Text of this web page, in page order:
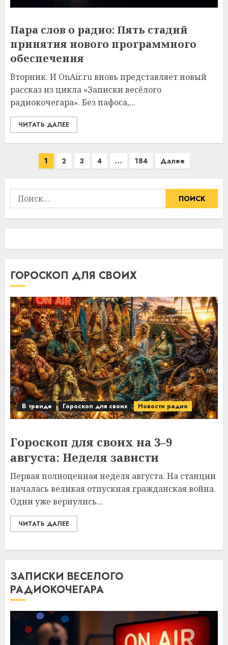
Пара слов о радио: Пять стадий
принятия нового программного
обеспечения
Вторник. И OnAir.ru вновь представляет новый
рассказ из цикла «Записки весёлого
радиокочегара». Без пафоса,...
ЧИТАТЬ ДАЛЕЕ
Пагинация
1 2 3 4 … 184 Далее
Найти:
ГОРОСКОП ДЛЯ СВОИХ
В тренде Гороскоп для своих Новости радио
Гороскоп для своих на 3–9
августа: Неделя зависти
Первая полноценная неделя августа. На станции
началась великая отпускная гражданская война.
Одни уже вернулись...
ЧИТАТЬ ДАЛЕЕ
ЗАПИСКИ ВЕСЕЛОГО
РАДИОКОЧЕГАРА